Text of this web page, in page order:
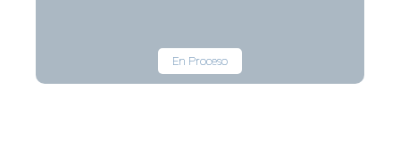
En Proceso